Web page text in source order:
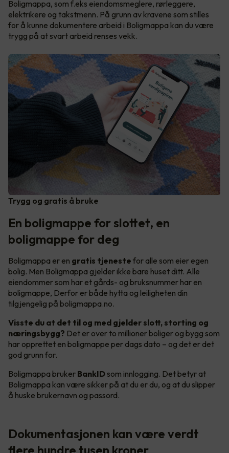
Boligmappa, som f.eks eiendomsmeglere, rørleggere,
elektrikere og takstmenn. På grunn av kravene som stilles
for å kunne dokumentere arbeid i Boligmappa kan du være
trygg på at svart arbeid renses vekk.
Trygg og gratis å bruke
En boligmappe for slottet, en
boligmappe for deg
Boligmappa er en gratis tjeneste for alle som eier egen
bolig. Men Boligmappa gjelder ikke bare huset ditt. Alle
eiendommer som har et gårds- og bruksnummer har en
boligmappe, Derfor er både hytta og leiligheten din
tilgjengelig på boligmappa.no.
Visste du at det til og med gjelder slott, storting og
næringsbygg? Det er over to millioner boliger og bygg som
har opprettet en boligmappe per dags dato – og det er det
god grunn for.
Boligmappa bruker BankIDsom innlogging. Det betyr at
Boligmappa kan være sikker på at du er du, og at du slipper
å huske brukernavn og passord.
Dokumentasjonen kan være verdt